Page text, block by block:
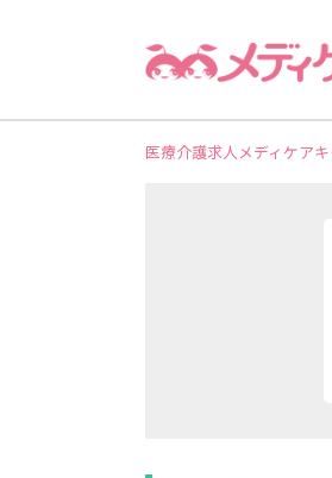
医療介護求人メディケア